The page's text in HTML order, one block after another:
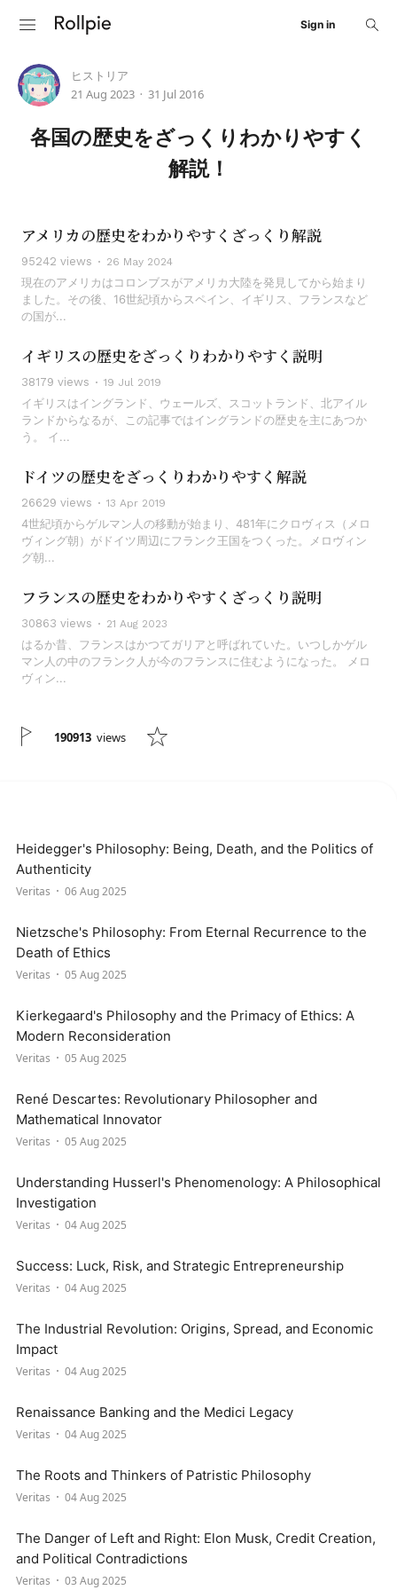
Sign in
ヒストリア
21 Aug 2023 • 31 Jul 2016
各国の歴史をざっくりわかりやすく
解説！
アメリカの歴史をわかりやすくざっくり解説
95242 views 26 May 2024
現在のアメリカはコロンブスがアメリカ大陸を発見してから始まり
ました。その後、16世紀頃からスペイン、イギリス、フランスなど
の国が...
イギリスの歴史をざっくりわかりやすく説明
38179 views 19 Jul 2019
イギリスはイングランド、ウェールズ、スコットランド、北アイル
ランドからなるが、この記事ではイングランドの歴史を主にあつか
う。 イ...
ドイツの歴史をざっくりわかりやすく解説
26629 views 13 Apr 2019
4世紀頃からゲルマン人の移動が始まり、481年にクロヴィス（メロ
ヴィング朝）がドイツ周辺にフランク王国をつくった。メロヴィン
グ朝...
フランスの歴史をわかりやすくざっくり説明
30863 views 21 Aug 2023
はるか昔、フランスはかつてガリアと呼ばれていた。いつしかゲル
マン人の中のフランク人が今のフランスに住むようになった。 メロ
ヴィン...
190913 views
Heidegger's Philosophy: Being, Death, and the Politics of
Authenticity
Veritas 06 Aug 2025
Nietzsche's Philosophy: From Eternal Recurrence to the
Death of Ethics
Veritas 05 Aug 2025
Kierkegaard's Philosophy and the Primacy of Ethics: A
Modern Reconsideration
Veritas 05 Aug 2025
René Descartes: Revolutionary Philosopher and
Mathematical Innovator
Veritas 05 Aug 2025
Understanding Husserl's Phenomenology: A Philosophical
Investigation
Veritas 04 Aug 2025
Success: Luck, Risk, and Strategic Entrepreneurship
Veritas 04 Aug 2025
The Industrial Revolution: Origins, Spread, and Economic
Impact
Veritas 04 Aug 2025
Renaissance Banking and the Medici Legacy
Veritas 04 Aug 2025
The Roots and Thinkers of Patristic Philosophy
Veritas 04 Aug 2025
The Danger of Left and Right: Elon Musk, Credit Creation,
and Political Contradictions
Veritas 03 Aug 2025